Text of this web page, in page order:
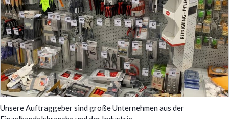
Unsere Auftraggeber sind große Unternehmen aus der